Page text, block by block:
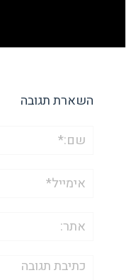
השארת תגובה
אימייל*
תגובה